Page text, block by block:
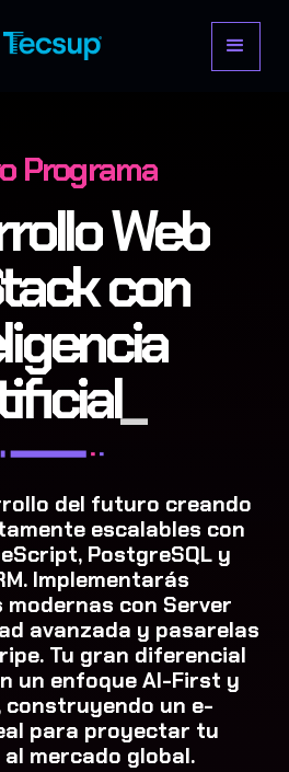
Programa
Web
con
del futuro creando
escalables con
PostgreSQL y
Implementarás
con Server
avanzada y pasarelas
Tu gran diferencial
un enfoque AI-First y
construyendo un e-
para proyectar tu
mercado global.